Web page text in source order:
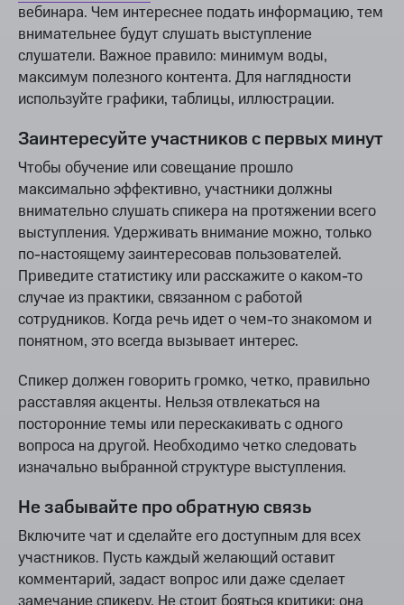
вебинара. Чем интереснее подать информацию, тем
внимательнее будут слушать выступление
слушатели. Важное правило: минимум воды,
максимум полезного контента. Для наглядности
используйте графики, таблицы, иллюстрации.
Заинтересуйте участников с первых минут
Чтобы обучение или совещание прошло
максимально эффективно, участники должны
внимательно слушать спикера на протяжении всего
выступления. Удерживать внимание можно, только
по-настоящему заинтересовав пользователей.
Приведите статистику или расскажите о каком-то
случае из практики, связанном с работой
сотрудников. Когда речь идет о чем-то знакомом и
понятном, это всегда вызывает интерес.
Спикер должен говорить громко, четко, правильно
расставляя акценты. Нельзя отвлекаться на
посторонние темы или перескакивать с одного
вопроса на другой. Необходимо четко следовать
изначально выбранной структуре выступления.
Не забывайте про обратную связь
Включите чат и сделайте его доступным для всех
участников. Пусть каждый желающий оставит
комментарий, задаст вопрос или даже сделает